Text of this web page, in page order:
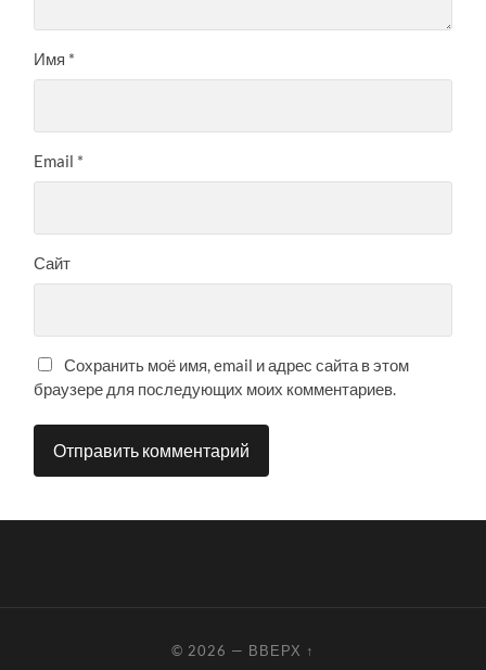
Имя *
Email *
Сайт
Сохранить моё имя, email и адрес сайта в этом
браузере для последующих моих комментариев.
© 2026 — ВВЕРХ ↑